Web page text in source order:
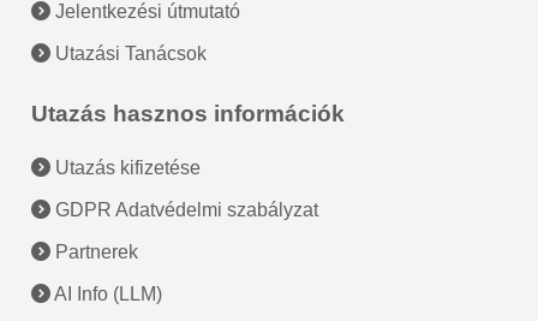
Jelentkezési útmutató
Utazási Tanácsok
Utazás hasznos információk
Utazás kifizetése
GDPR Adatvédelmi szabályzat
Partnerek
AI Info (LLM)